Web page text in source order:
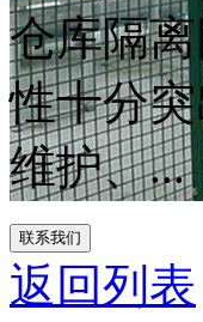
仓库隔
性十分
维护、...
联系我们
返回列表